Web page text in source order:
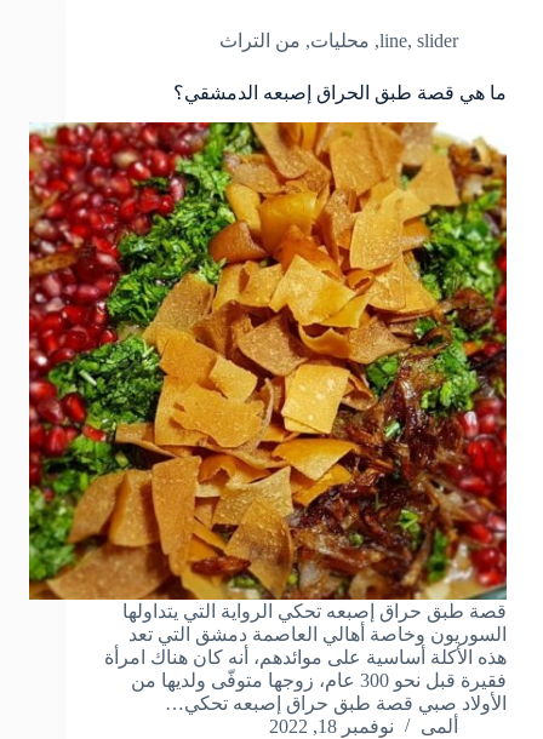
line, slider
, محليات, من التراث
ما هي قصة طبق الحراق إصبعه الدمشقي؟
قصة طبق حراق إصبعه تحكي الرواية التي يتداولها
السوريون وخاصة أهالي العاصمة دمشق التي تعد
هذه الأكلة أساسية على موائدهم، أنه كان هناك امرأة
فقيرة قبل نحو 300 عام، زوجها متوفّى ولديها من
الأولاد صبي قصة طبق حراق إصبعه تحكي…
ألمى
نوفمبر 18, 2022